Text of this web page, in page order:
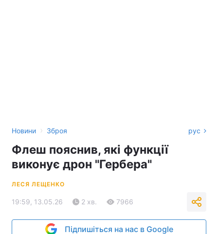
Новини › Зброя рус
Флеш пояснив, які функції
виконує дрон "Гербера"
ЛЕСЯ ЛЕЩЕНКО
19:59, 13.05.26 2 хв. 7966
Підпишіться на нас в Google